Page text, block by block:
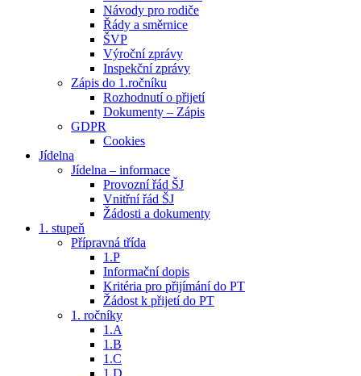
Návody pro rodiče
Řády a směrnice
ŠVP
Výroční zprávy
Inspekční zprávy
Zápis do 1.ročníku
Rozhodnutí o přijetí
Dokumenty – Zápis
GDPR
Cookies
Jídelna
Jídelna – informace
Provozní řád ŠJ
Vnitřní řád ŠJ
Žádosti a dokumenty
1. stupeň
Přípravná třída
1.P
Informační dopis
Kritéria pro přijímání do PT
Žádost k přijetí do PT
1. ročníky
1.A
1.B
1.C
1.D